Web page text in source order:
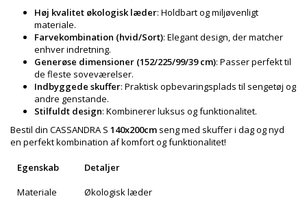
Høj kvalitet økologisk læder: Holdbart og miljøvenligt
materiale.
Farvekombination (hvid/Sort): Elegant design, der matcher
enhver indretning.
Generøse dimensioner (152/225/99/39 cm): Passer perfekt til
de fleste soveværelser.
Indbyggede skuffer: Praktisk opbevaringsplads til sengetøj og
andre genstande.
Stilfuldt design: Kombinerer luksus og funktionalitet.
Bestil din CASSANDRA S 140x200cm seng med skuffer i dag og nyd
en perfekt kombination af komfort og funktionalitet!
Egenskab
Detaljer
Materiale
Økologisk læder